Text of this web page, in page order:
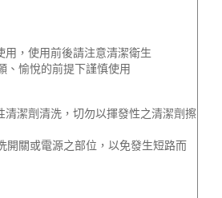
用，使用前後請注意清潔衛生
、愉悅的前提下謹慎使用
清潔劑清洗，切勿以揮發性之清潔劑擦
開關或電源之部位，以免發生短路而